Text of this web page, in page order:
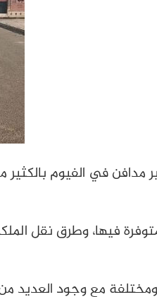
في الفيوم بالكثير
فيها، وطرق نقل
مع وجود العديد